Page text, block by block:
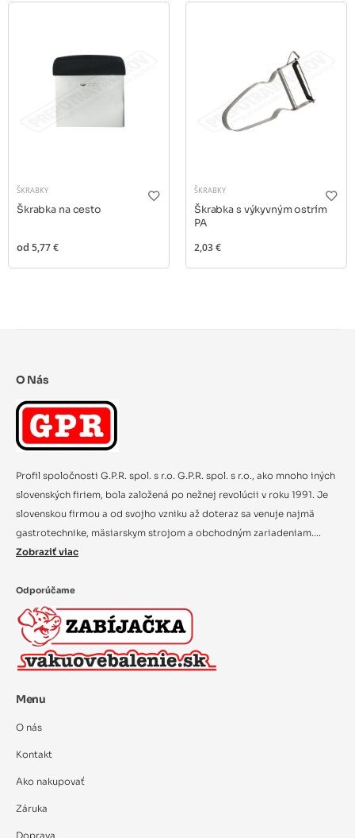
ŠKRABKY
Škrabka na cesto
od 5,77 €
ŠKRABKY
Škrabka s výkyvným ostrím
PA
2,03 €
O Nás
Profil spoločnosti G.P.R. spol. s r.o. G.P.R. spol. s r.o., ako mnoho iných
slovenských firiem, bola založená po nežnej revolúcii v roku 1991. Je
slovenskou firmou a od svojho vzniku až doteraz sa venuje najmä
gastrotechnike, mäsiarskym strojom a obchodným zariadeniam....
Zobraziť viac
Odporúčame
Menu
O nás
Kontakt
Ako nakupovať
Záruka
Doprava